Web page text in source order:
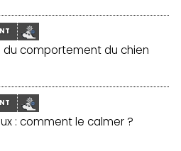
du comportement du chien
: comment le calmer ?